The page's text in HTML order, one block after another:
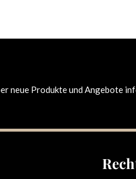
neue Produkte und Angebote